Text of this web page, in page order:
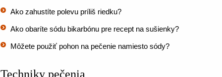
Ako zahustíte polevu príliš riedku?
Ako obaríte sódu bikarbónu pre recept na sušienky?
Môžete použiť pohon na pečenie namiesto sódy?
Techniky pečenia